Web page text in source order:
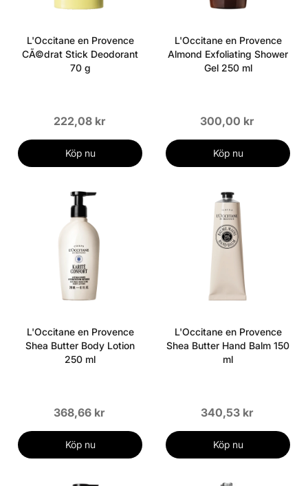
L'Occitane en Provence
CÃ©drat Stick Deodorant
70 g
222,08 kr
Köp nu
L'Occitane en Provence
Almond Exfoliating Shower
Gel 250 ml
300,00 kr
Köp nu
L'Occitane en Provence
Shea Butter Body Lotion
250 ml
368,66 kr
Köp nu
L'Occitane en Provence
Shea Butter Hand Balm 150
ml
340,53 kr
Köp nu